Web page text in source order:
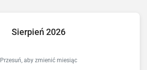
Sierpień 2026
Przesuń, aby zmienić miesiąc